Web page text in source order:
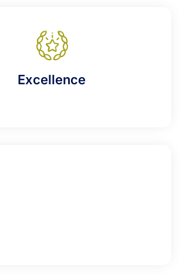
Excellence